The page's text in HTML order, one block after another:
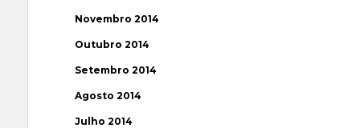
Novembro 2014
Outubro 2014
Setembro 2014
Agosto 2014
Julho 2014